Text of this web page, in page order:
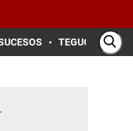
TEGUCIGALPA